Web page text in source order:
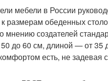
мебели в России
размерам обеденных
мнению создателей
до 60 см, длиной — от 35
есть, не задевая